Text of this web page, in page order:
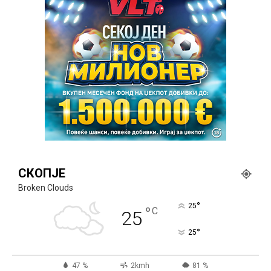
СКОПЈЕ
Broken Clouds
25 °C 25°
25°
47 % 2kmh 81 %